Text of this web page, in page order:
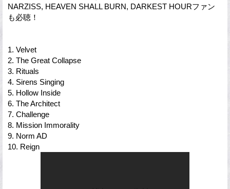
NARZISS, HEAVEN SHALL BURN, DARKEST HOURファン
も必聴！
1. Velvet
2. The Great Collapse
3. Rituals
4. Sirens Singing
5. Hollow Inside
6. The Architect
7. Challenge
8. Mission Immorality
9. Norm AD
10. Reign